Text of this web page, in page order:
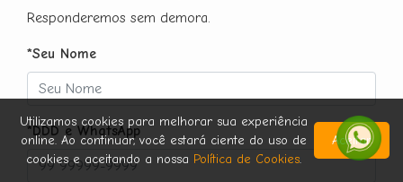
Responderemos sem demora.
*Seu Nome
*DDD e WhatsApp
Utilizamos cookies para melhorar sua experiência
online. Ao continuar, você estará ciente do uso de
cookies e aceitando a nossa Política de Cookies.
Aceitar